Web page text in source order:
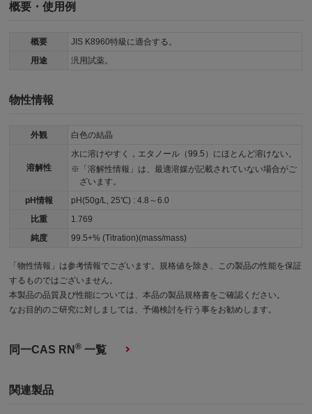
概要・使用例
概要
JIS K8960特級に適合する。
用途
汎用試薬。
物性情報
外観 白色の結晶
溶解性
水に溶けやすく，エタノール（99.5）にほとんど溶けない。
「溶解性情報」は、最適溶媒が記載されていない場合がご
ざいます。
pH情報
pH(50g/L, 25℃) : 4.8～6.0
比重
1.769
純度
99.5+% (Titration)(mass/mass)
「物性情報」は参考情報でございます。規格値を除き、この製品の性能を保証
するものではございません。
本製品の品質及び性能については、本品の製品規格書をご確認ください。
なお目的のご研究に対しましては、予備検討を行う事をお勧めします。
同一CAS RN® 一覧
関連製品